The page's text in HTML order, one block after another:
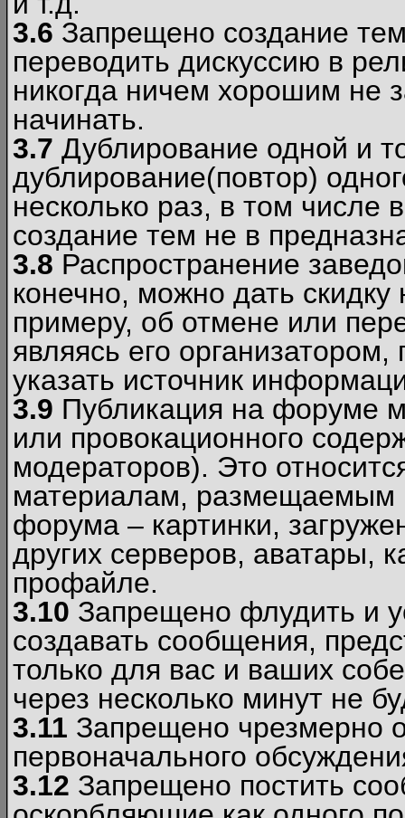
3.6 Запрещено создание
переводить дискуссию в
никогда ничем хорошим не
начинать.
3.7 Дублирование одной и
дублирование(повтор)
несколько раз, в том числе
создание тем не в
3.8 Распространение
конечно, можно дать
примеру, об отмене или
являясь его
указать источник
3.9 Публикация на форуме
или провокационного
модераторов). Это
материалам, размещаемым
форума – картинки,
других серверов, аватары,
профайле.
3.10 Запрещено флудить и
создавать сообщения,
только для вас и ваших
через несколько минут не
3.11 Запрещено чрезмерно
первоначального
3.12 Запрещено постить